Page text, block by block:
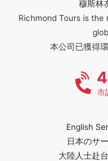
穆斯林
Richmond Tours is
本公司已獲得
市
English
日本のサ
大陸人士赴